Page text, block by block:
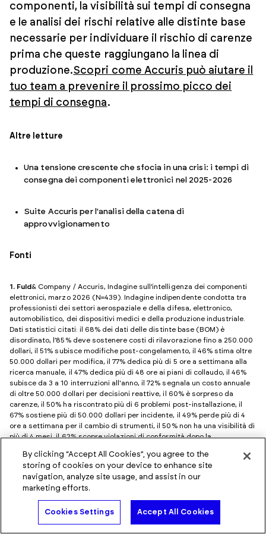
componenti, la visibilità sui tempi di consegna
e le analisi dei rischi relative alle distinte base
necessarie per individuare il rischio di carenze
prima che queste raggiungano la linea di
produzione.Scopri come Accuris può aiutare il
tuo team a prevenire il prossimo picco dei
tempi di consegna.
Altre letture
Una tensione crescente che sfocia in una crisi: i tempi di
consegna dei componenti elettronici nel 2025-2026
Suite Accuris per l'analisi della catena di
approvvigionamento
Fonti
1. Fuld& Company / Accuris, Indagine sull’intelligenza dei componenti
elettronici, marzo 2026 (N=439). Indagine indipendente condotta tra
professionisti dei settori aerospaziale e della difesa, elettronico,
automobilistico, dei dispositivi medici e della produzione industriale.
Dati statistici citati: il 68% dei dati delle distinte base (BOM) è
disordinato, l’85% deve sostenere costi di rilavorazione fino a 250.000
dollari, il 51% subisce modifiche post-congelamento, il 46% stima oltre
50.000 dollari per modifica, il 77% dedica più di 5 ore a settimana alla
ricerca manuale, il 47% dedica più di 48 ore ai piani di collaudo, il 46%
subisce da 3 a 10 interruzioni all'anno, il 72% segnala un costo annuale
di oltre 50.000 dollari per decisioni reattive, il 60% è sorpreso da
carenze, il 50% ha riscontrato più di 6 problemi post-installazione, il
67% sostiene più di 50.000 dollari per incidente, il 49% perde più di 4
ore a settimana per il cambio di strumenti, il 50% non ha una visibilità di
più di 4 mesi, il 62% scopre violazioni di conformità dopo la
è in grado di valutare il rischio geopolitico.
2. Jaknunas, Greg. «La tensione latente diventa un punto critico: i tempi
Accuris, 13 aprile 2026. https://accuristech.com/blog/the-slow-burn-
Parla con un esperto
By clicking “Accept All Cookies”, you agree to the
storing of cookies on your device to enhance site
navigation, analyze site usage, and assist in our
marketing efforts.
Cookies Settings Accept All Cookies